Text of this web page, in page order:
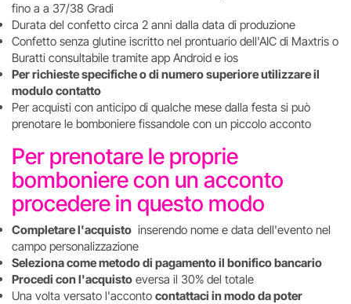
fino a a 37/38 Gradi
Durata del confetto circa 2 anni dalla data di produzione
Confetto senza glutine iscritto nel prontuario dell'AIC di Maxtris o
Buratti consultabile tramite app Android e ios
Per richieste specifiche o di numero superiore utilizzare il
modulo contatto
Per acquisti con anticipo di qualche mese dalla festa si può
prenotare le bomboniere fissandole con un piccolo acconto
Per prenotare le proprie
bomboniere con un acconto
procedere in questo modo
Completare l'acquisto inserendo nome e data dell'evento nel
campo personalizzazione
Seleziona come metodo di pagamento il bonifico bancario
Procedi con l'acquisto eversa il 30% del totale
Una volta versato l'acconto contattaci in modo da poter